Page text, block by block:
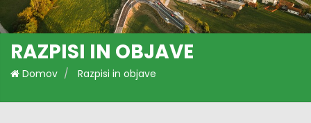
RAZPISI IN OBJAVE
Domov Razpisi in objave